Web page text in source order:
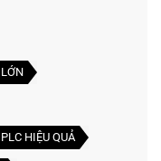
HIỆU QUẢ